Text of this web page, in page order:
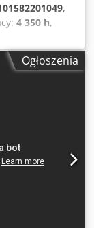
,
4 350 h,
gotowe do
online,
Uofx Aqljk
Ogłoszenia